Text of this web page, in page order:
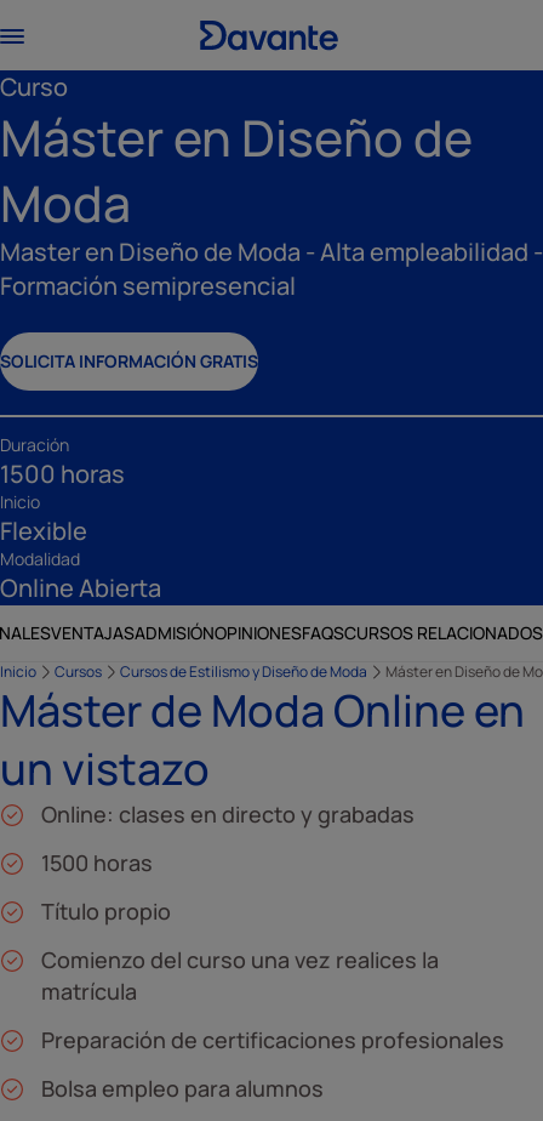
Curso
Máster en Diseño de
Moda
Master en Diseño de Moda - Alta empleabilidad -
Formación semipresencial
SOLICITA INFORMACIÓN GRATIS
Duración
1500 horas
Inicio
Flexible
Modalidad
Online Abierta
VENTAJASADMISIÓNOPINIONESFAQSCURSOS RELACIONADOS
Inicio Cursos Cursos de Estilismo y Diseño de Moda Máster en Diseño de
Máster de Moda Online en
un vistazo
Online: clases en directo y grabadas
1500 horas
Título propio
Comienzo del curso una vez realices la
matrícula
Preparación de certificaciones profesionales
Bolsa empleo para alumnos